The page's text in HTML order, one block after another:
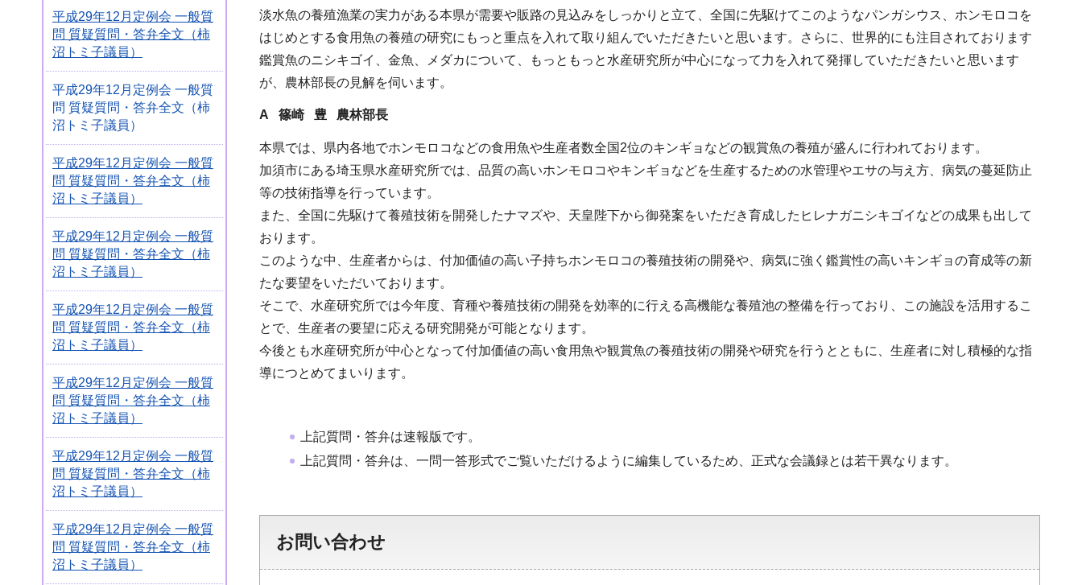
平成29年12月定例会 一般質
問 質疑質問・答弁全文（柿
沼トミ子議員）
平成29年12月定例会 一般質
問 質疑質問・答弁全文（柿
沼トミ子議員）
平成29年12月定例会 一般質
問 質疑質問・答弁全文（柿
沼トミ子議員）
平成29年12月定例会 一般質
問 質疑質問・答弁全文（柿
沼トミ子議員）
平成29年12月定例会 一般質
問 質疑質問・答弁全文（柿
沼トミ子議員）
平成29年12月定例会 一般質
問 質疑質問・答弁全文（柿
沼トミ子議員）
平成29年12月定例会 一般質
問 質疑質問・答弁全文（柿
沼トミ子議員）
平成29年12月定例会 一般質
問 質疑質問・答弁全文（柿
沼トミ子議員）
淡水魚の養殖漁業の実力がある本県が需要や販路の見込みをしっかりと立て、全国に先駆けてこのようなパンガシウス、ホンモロコを
はじめとする食用魚の養殖の研究にもっと重点を入れて取り組んでいただきたいと思います。さらに、世界的にも注目されております
鑑賞魚のニシキゴイ、金魚、メダカについて、もっともっと水産研究所が中心になって力を入れて発揮していただきたいと思います
が、農林部長の見解を伺います。
A 篠崎 豊 農林部長
本県では、県内各地でホンモロコなどの食用魚や生産者数全国2位のキンギョなどの観賞魚の養殖が盛んに行われております。
加須市にある埼玉県水産研究所では、品質の高いホンモロコやキンギョなどを生産するための水管理やエサの与え方、病気の蔓延防止
等の技術指導を行っています。
また、全国に先駆けて養殖技術を開発したナマズや、天皇陛下から御発案をいただき育成したヒレナガニシキゴイなどの成果も出して
おります。
このような中、生産者からは、付加価値の高い子持ちホンモロコの養殖技術の開発や、病気に強く鑑賞性の高いキンギョの育成等の新
たな要望をいただいております。
そこで、水産研究所では今年度、育種や養殖技術の開発を効率的に行える高機能な養殖池の整備を行っており、この施設を活用するこ
とで、生産者の要望に応える研究開発が可能となります。
今後とも水産研究所が中心となって付加価値の高い食用魚や観賞魚の養殖技術の開発や研究を行うとともに、生産者に対し積極的な指
導につとめてまいります。
上記質問・答弁は速報版です。
上記質問・答弁は、一問一答形式でご覧いただけるように編集しているため、正式な会議録とは若干異なります。
お問い合わせ